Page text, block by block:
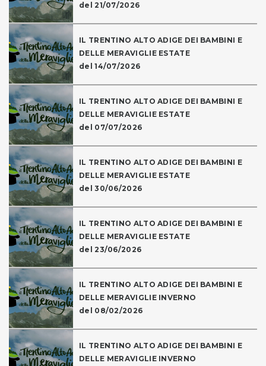
del 21/07/2026
IL TRENTINO ALTO ADIGE DEI BAMBINI E
DELLE MERAVIGLIE ESTATE
del 14/07/2026
IL TRENTINO ALTO ADIGE DEI BAMBINI E
DELLE MERAVIGLIE ESTATE
del 07/07/2026
IL TRENTINO ALTO ADIGE DEI BAMBINI E
DELLE MERAVIGLIE ESTATE
del 30/06/2026
IL TRENTINO ALTO ADIGE DEI BAMBINI E
DELLE MERAVIGLIE ESTATE
del 23/06/2026
IL TRENTINO ALTO ADIGE DEI BAMBINI E
DELLE MERAVIGLIE INVERNO
del 08/02/2026
IL TRENTINO ALTO ADIGE DEI BAMBINI E
DELLE MERAVIGLIE INVERNO